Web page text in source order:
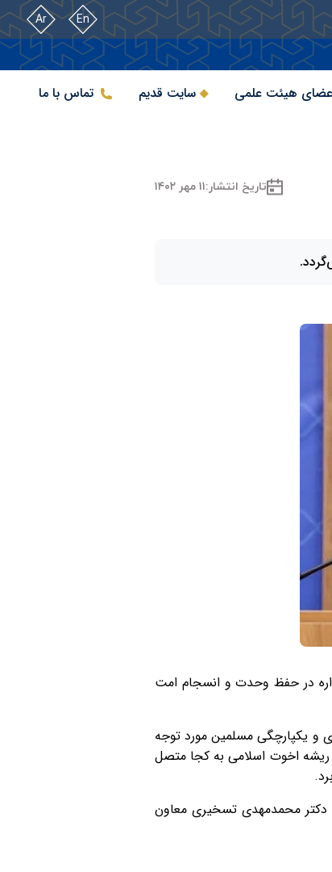
En
Ar
هیئت علمی سایت قدیم تماس با ما
تاریخ انتشار:۱۱ مهر ۱۴۰۲
در حفظ وحدت و انسجام امت
و یکپارچگی مسلمین مورد توجه
اخوت اسلامی به کجا متصل
دکتر محمدمهدی تسخیری معاون